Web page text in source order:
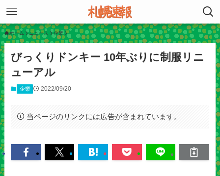
ホーム ニュース 企業
びっくりドンキー 10年ぶりに制服リニ
ューアル
企業 2022/09/20
当ページのリンクには広告が含まれています。